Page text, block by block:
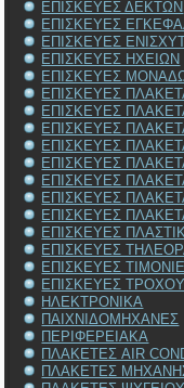
ΕΠΙΣΚΕΥΕΣ ΔΕΚΤΩΝ
ΕΠΙΣΚΕΥΕΣ
ΕΠΙΣΚΕΥΕΣ
ΕΠΙΣΚΕΥΕΣ ΗΧΕΙΩΝ
ΕΠΙΣΚΕΥΕΣ
ΕΠΙΣΚΕΥΕΣ
ΕΠΙΣΚΕΥΕΣ
ΕΠΙΣΚΕΥΕΣ
ΕΠΙΣΚΕΥΕΣ
ΕΠΙΣΚΕΥΕΣ
ΕΠΙΣΚΕΥΕΣ
ΕΠΙΣΚΕΥΕΣ
ΕΠΙΣΚΕΥΕΣ
ΕΠΙΣΚΕΥΕΣ
ΕΠΙΣΚΕΥΕΣ
ΕΠΙΣΚΕΥΕΣ
ΕΠΙΣΚΕΥΕΣ
ΗΛΕΚΤΡΟΝΙΚΑ
ΠΑΙΧΝΙΔΟΜΗΧΑΝΕΣ
ΠΕΡΙΦΕΡΕΙΑΚΑ
ΠΛΑΚΕΤΕΣ AIR
ΠΛΑΚΕΤΕΣ